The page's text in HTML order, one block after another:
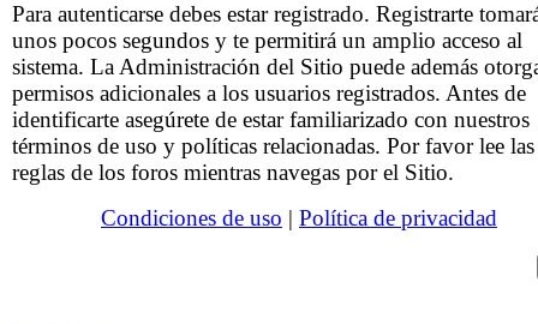
Para autenticarse debes estar registrado. Registrarte
unos pocos segundos y te permitirá un amplio acceso al
sistema. La Administración del Sitio puede además
permisos adicionales a los usuarios registrados. Antes de
identificarte asegúrete de estar familiarizado con nuestros
términos de uso y políticas relacionadas. Por favor lee las
reglas de los foros mientras navegas por el Sitio.
Condiciones de uso | Política de privacidad